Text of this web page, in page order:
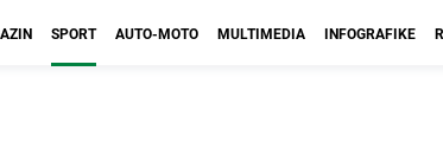
SPORT AUTO-MOTO MULTIMEDIA INFOGRAFIKE